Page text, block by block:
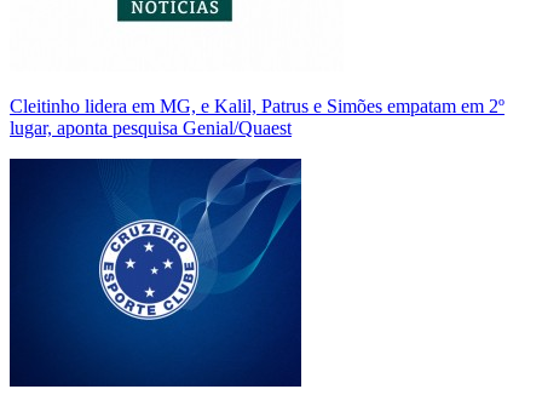
Cleitinho lidera em MG, e Kalil, Patrus e Simões empatam em 2º
lugar, aponta pesquisa Genial/Quaest